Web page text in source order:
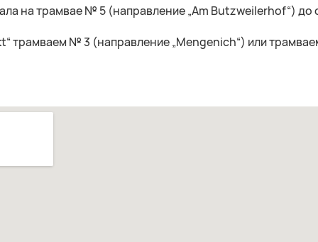
на трамвае № 5 (направление „Am Butzweilerhof“) до
трамваем № 3 (направление „Mengenich“) или